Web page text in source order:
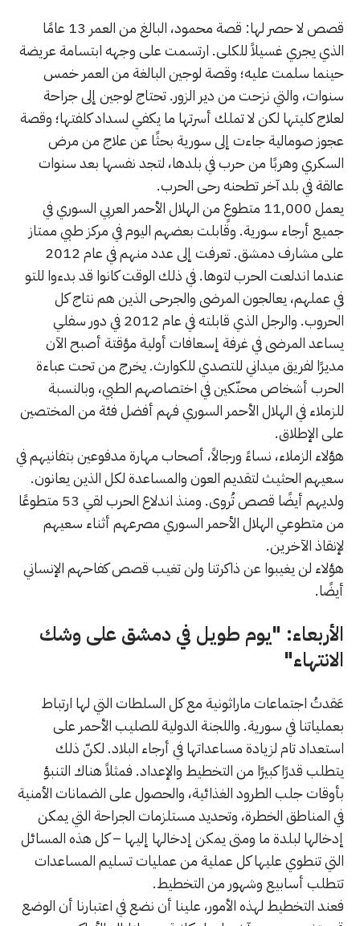
قصص لا حصر لها: قصة محمود، البالغ من العمر 13 عامًا
الذي يجري غسيلاً للكلى. ارتسمت على وجهه ابتسامة عريضة
حينما سلمت عليه؛ وقصة لوجين البالغة من العمر خمس
سنوات، والتي نزحت من دير الزور. تحتاج لوجين إلى جراحة
لعلاج كليتها لكن لا تملك أسرتها ما يكفي لسداد كلفتها؛ وقصة
عجوز صومالية جاءت إلى سورية بحثًا عن علاج من مرض
السكري وهربًا من حرب في بلدها، لتجد نفسها بعد سنوات
عالقة في بلد آخر تطحنه رحى الحرب.
يعمل 11,000 متطوعٍ من الهلال الأحمر العربي السوري في
جميع أرجاء سورية. وقابلت بعضهم اليوم في مركز طبي ممتاز
على مشارف دمشق. تعرفت إلى عدد منهم في عام 2012
عندما اندلعت الحرب لتوها. في ذلك الوقت كانوا قد بدءوا للتو
في عملهم، يعالجون المرضى والجرحى الذين هم نتاج كل
الحروب. والرجل الذي قابلته في عام 2012 في دور سفلي
يساعد المرضى في غرفة إسعافات أولية مؤقتة أصبح الآن
مديرًا لفريق ميداني للتصدي للكوارث. يخرج من تحت عباءة
الحرب أشخاص محنّكين في اختصاصهم الطبي، وبالنسبة
للزملاء في الهلال الأحمر السوري فهم أفضل فئة من المختصين
على الإطلاق.
هؤلاء الزملاء، نساءً ورجالاً، أصحاب مهارة مدفوعين بتفانيهم في
سعيهم الحثيث لتقديم العون والمساعدة لكل الذين يعانون.
ولديهم أيضًا قصص تُروى. ومنذ اندلاع الحرب لقي 53 متطوعًا
من متطوعي الهلال الأحمر السوري مصرعهم أثناء سعيهم
لإنقاذ الآخرين.
هؤلاء لن يغيبوا عن ذاكرتنا ولن تغيب قصص كفاحهم الإنساني
أيضًا.
الأربعاء: "يوم طويل في دمشق على وشك
الانتهاء"
عَقدتُ اجتماعات ماراثونية مع كل السلطات التي لها ارتباط
بعملياتنا في سورية. واللجنة الدولية للصليب الأحمر على
استعداد تام لزيادة مساعداتها في أرجاء البلاد. لكنّ ذلك
يتطلب قدرًا كبيرًا من التخطيط والإعداد. فمثلاً هناك التنبؤ
بأوقات جلب الطرود الغذائية، والحصول على الضمانات الأمنية
في المناطق الخطرة، وتحديد مستلزمات الجراحة التي يمكن
إدخالها لبلدة ما ومتى يمكن إدخالها إليها – كل هذه المسائل
التي تنطوي عليها كل عملية من عمليات تسليم المساعدات
تتطلب أسابيع وشهور من التخطيط.
فعند التخطيط لهذه الأمور، علينا أن نضع في اعتبارنا أن الوضع